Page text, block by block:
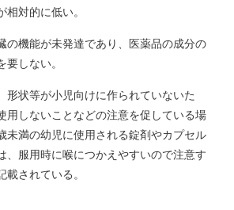
対的に低い。
の機能が未発達であり、医薬品の成分の
しない。
形状等が小児向けに作られていないた
用しないことなどの注意を促している場
未満の幼児に使用される錠剤やカプセル
、服用時に喉につかえやすいので注意す
されている。